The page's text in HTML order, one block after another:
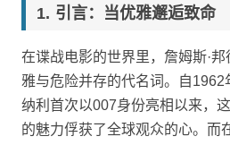
引言：当优雅邂逅致命
在谍战电影的世界里，詹姆斯·
雅与危险并存的代名词。自1962
纳利首次以007身份亮相以来，
的魅力俘获了全球观众的心。而